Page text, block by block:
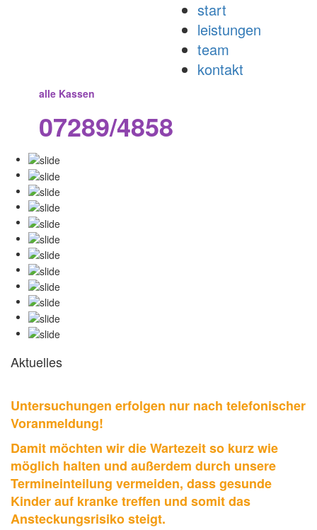
start
leistungen
team
kontakt
alle Kassen
07289/4858
Aktuelles
Untersuchungen erfolgen nur nach telefonischer
Voranmeldung!
Damit möchten wir die Wartezeit so kurz wie
möglich halten und außerdem durch unsere
Termineinteilung vermeiden, dass gesunde
Kinder auf kranke treffen und somit das
Ansteckungsrisiko steigt.